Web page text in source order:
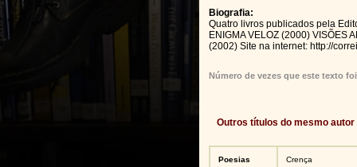
Biografia:
Quatro livros publicados pela
ENIGMA VELOZ (2000) VISÕES
(2002) Site na internet: http://
Número de vezes que este texto
Outros títulos do mesmo autor
Poesias Crença